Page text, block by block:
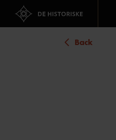
Back